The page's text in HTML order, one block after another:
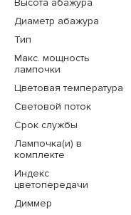
Высота абажура
Диаметр абажура
Тип
Макс. мощность
лампочки
Цветовая температура
Световой поток
Срок службы
Лампочка(и) в
комплекте
Индекс
цветопередачи
Диммер